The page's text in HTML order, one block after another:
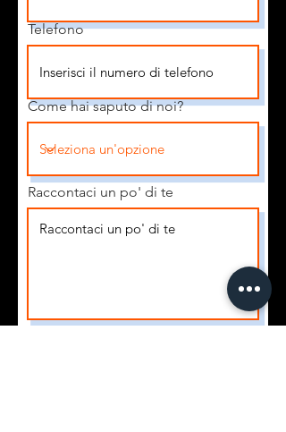
Telefono
Come hai saputo di noi?
Raccontaci un po' di te